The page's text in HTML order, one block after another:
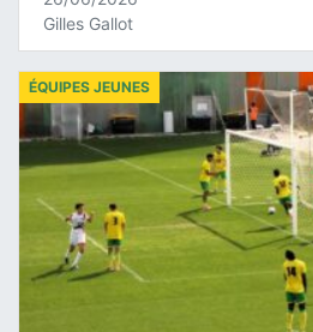
Gilles Gallot
ÉQUIPES JEUNES